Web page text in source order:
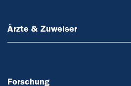
Ärzte & Zuweiser
Forschung